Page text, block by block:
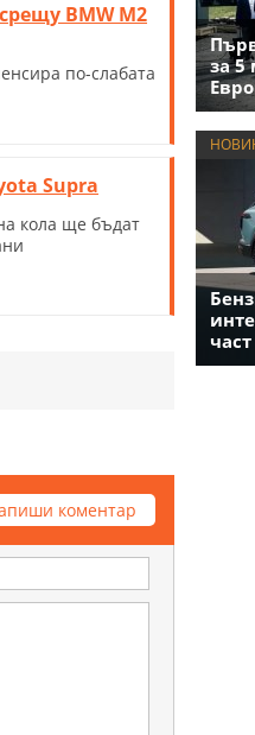
BMW M2
по-слабата
Supra
кола ще бъдат
коментар
за 5
част